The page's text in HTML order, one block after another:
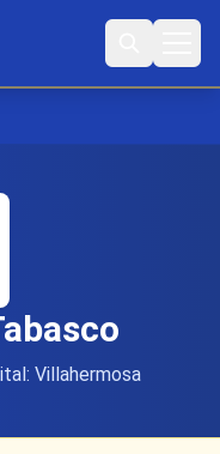
Villahermosa